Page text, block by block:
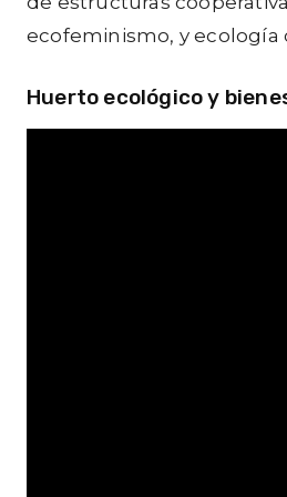
ecofeminismo, y ecología
Huerto ecológico y